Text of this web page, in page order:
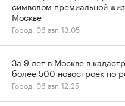
символом премиальной
Москве
Город, 06 авг, 13:05
За 9 лет в Москве в
более 500 новостроек по
Город, 06 авг, 12:25